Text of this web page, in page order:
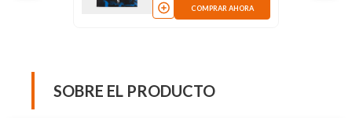
COMPRAR AHORA
SOBRE EL PRODUCTO